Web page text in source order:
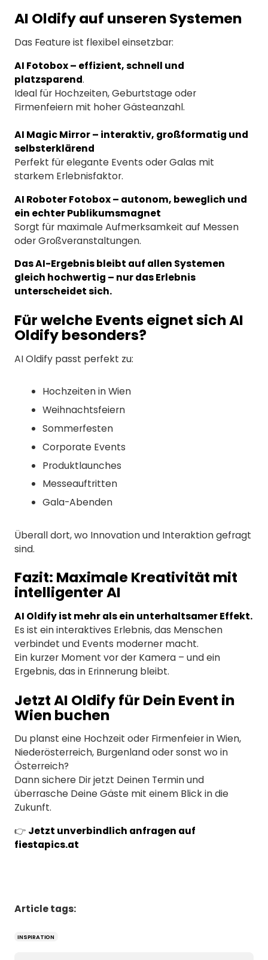
AI Oldify auf unseren Systemen
Das Feature ist flexibel einsetzbar:
AI Fotobox – effizient, schnell und
platzsparend.
Ideal für Hochzeiten, Geburtstage oder
Firmenfeiern mit hoher Gästeanzahl.
AI Magic Mirror – interaktiv, großformatig und
selbsterklärend
Perfekt für elegante Events oder Galas mit
starkem Erlebnisfaktor.
AI Roboter Fotobox – autonom, beweglich und
ein echter Publikumsmagnet
Sorgt für maximale Aufmerksamkeit auf Messen
oder Großveranstaltungen.
Das AI-Ergebnis bleibt auf allen Systemen
gleich hochwertig – nur das Erlebnis
unterscheidet sich.
Für welche Events eignet sich AI
Oldify besonders?
AI Oldify passt perfekt zu:
Hochzeiten in Wien
Weihnachtsfeiern
Sommerfesten
Corporate Events
Produktlaunches
Messeauftritten
Gala-Abenden
Überall dort, wo Innovation und Interaktion gefragt
sind.
Fazit: Maximale Kreativität mit
intelligenter AI
AI Oldify ist mehr als ein unterhaltsamer Effekt.
Es ist ein interaktives Erlebnis, das Menschen
verbindet und Events moderner macht.
Ein kurzer Moment vor der Kamera – und ein
Ergebnis, das in Erinnerung bleibt.
Jetzt AI Oldify für Dein Event in
Wien buchen
Du planst eine Hochzeit oder Firmenfeier in Wien,
Niederösterreich, Burgenland oder sonst wo in
Österreich?
Dann sichere Dir jetzt Deinen Termin und
überrasche Deine Gäste mit einem Blick in die
Zukunft.
👉 Jetzt unverbindlich anfragen auf
fiestapics.at
Article tags:
INSPIRATION